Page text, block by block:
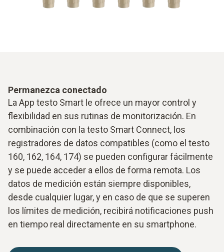
Permanezca conectado
La App testo Smart le ofrece un mayor control y
flexibilidad en sus rutinas de monitorización. En
combinación con la testo Smart Connect, los
registradores de datos compatibles (como el testo
160, 162, 164, 174) se pueden configurar fácilmente
y se puede acceder a ellos de forma remota. Los
datos de medición están siempre disponibles,
desde cualquier lugar, y en caso de que se superen
los límites de medición, recibirá notificaciones push
en tiempo real directamente en su smartphone.